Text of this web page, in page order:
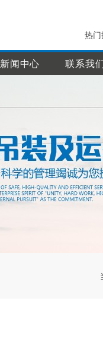
热
新闻中心 联系我